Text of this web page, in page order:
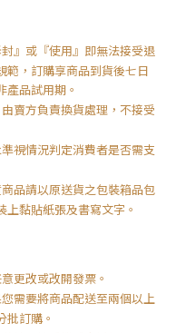
』或『使用』即無法接受退
範，訂購享商品到貨後七日
品試用期。
賣方負責換貨處理，不接受
視情況判定消費者是否需支
品請以原送貨之包裝箱品包
黏貼紙張及書寫文字。
更改或改開發票。
需要將商品配送至兩個以上
訂購。